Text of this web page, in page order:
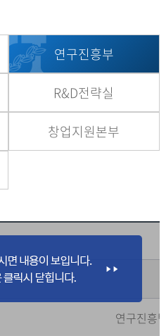
연구진흥부
R&D전략실
창업지원본부
연구진흥